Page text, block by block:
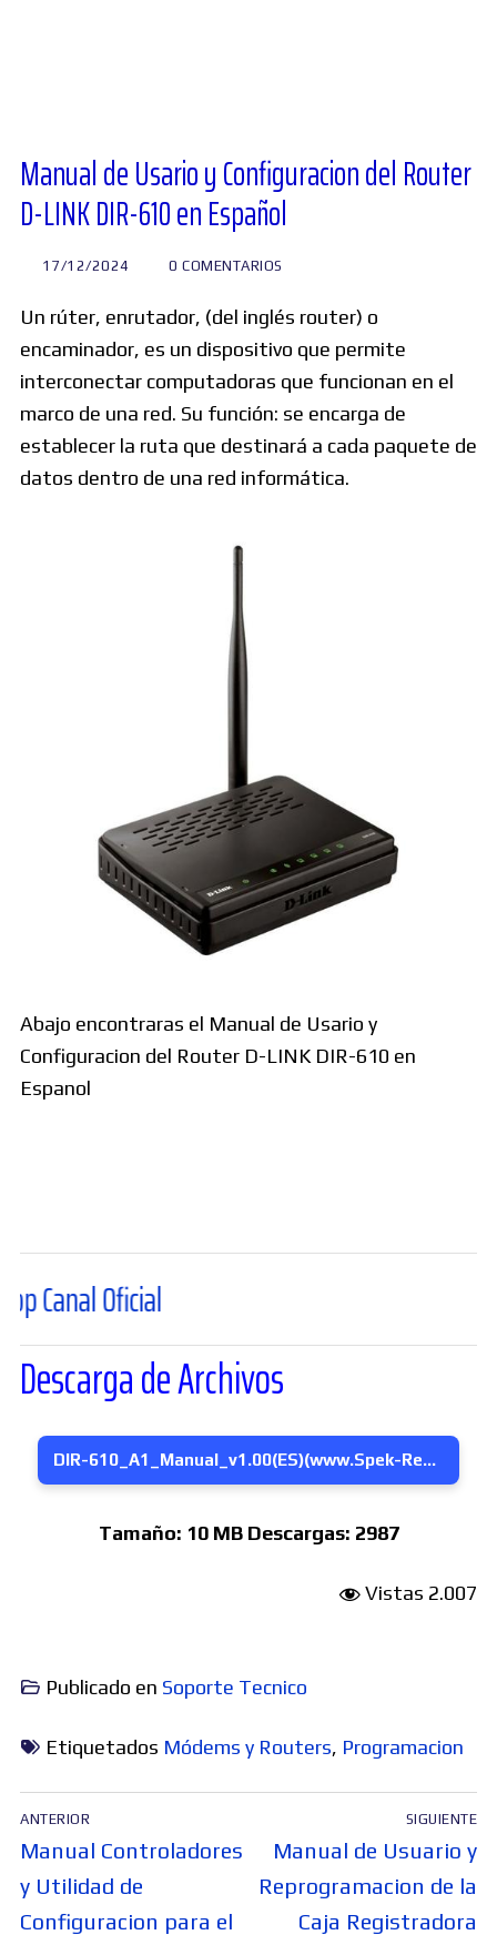
Foros
Buscar:
Manual de Usario y Configuracion del Router
D-LINK DIR-610 en Español
17/12/2024 0 COMENTARIOS
Un rúter,​ enrutador, (del inglés router) o
encaminador, es un dispositivo que permite
interconectar computadoras que funcionan en el
marco de una red. Su función: se encarga de
establecer la ruta que destinará a cada paquete de
datos dentro de una red informática.
Abajo encontraras el Manual de Usario y
Configuracion del Router D-LINK DIR-610 en
Espanol
Oficial
Descarga de Archivos
DIR-610_A1_Manual_v1.00(ES)(www.Spek-Regg.com) D-LINK
Tamaño: 10 MB Descargas: 2987
Vistas 2.007
Publicado en Soporte Tecnico
Etiquetados Módems y Routers, Programacion
Navegación
de
entradas
ANTERIOR
Entrada
anterior:
Manual Controladores
y Utilidad de
Configuracion para el
SIGUIENTE
Entrada
siguiente:
Manual de Usuario y
Reprogramacion de la
Caja Registradora